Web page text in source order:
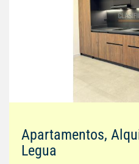
Apartamentos,
Legua